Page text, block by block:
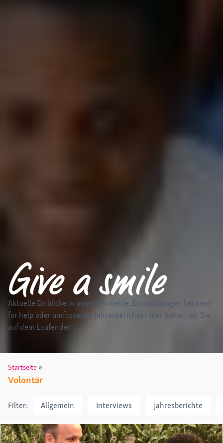
Aktuelle Einblicke in unsere Projekte, Entwicklungen bei medi
for help oder umfassende Jahresberichte - hier halten wir Sie
auf dem Laufenden.
Startseite »
Volontär
Filter: Allgemein Interviews Jahresberichte